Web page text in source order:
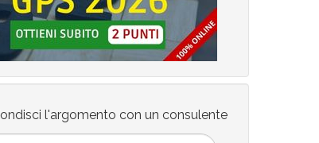
l'argomento con un consulente